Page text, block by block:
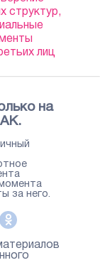
структур,
лиц
на
за него.